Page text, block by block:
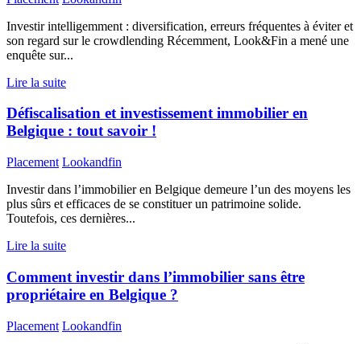
Investir intelligemment : diversification, erreurs fréquentes à éviter et
son regard sur le crowdlending Récemment, Look&Fin a mené une
enquête sur...
Lire la suite
Défiscalisation et investissement immobilier en
Belgique : tout savoir !
Placement Lookandfin
Investir dans l’immobilier en Belgique demeure l’un des moyens les
plus sûrs et efficaces de se constituer un patrimoine solide.
Toutefois, ces dernières...
Lire la suite
Comment investir dans l’immobilier sans être
propriétaire en Belgique ?
Placement Lookandfin